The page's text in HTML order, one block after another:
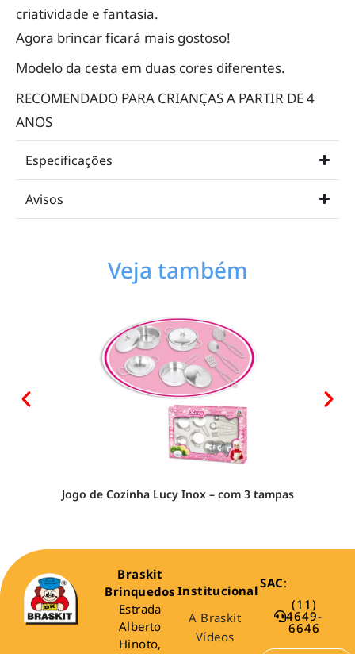
criatividade e fantasia.
Agora brincar ficará mais gostoso!
Modelo da cesta em duas cores diferentes.
RECOMENDADO PARA CRIANÇAS A PARTIR DE 4
ANOS
Especificações
Avisos
Veja também
Jogo de Cozinha Lucy Inox – com 3 tampas
Braskit
Brinquedos
Estrada
Alberto
Hinoto,
Institucional
A Braskit
Vídeos
SAC:
(11)
4649-
6646